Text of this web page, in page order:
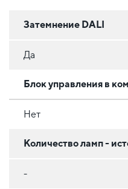
Затемнение DALI
Да
Блок управления в
Нет
Количество ламп -
-